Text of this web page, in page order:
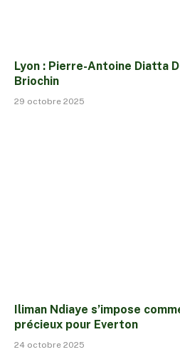
Lyon : Pierre-Antoine Diatta
Briochin
29 octobre 2025
Iliman Ndiaye s’impose
précieux pour Everton
24 octobre 2025